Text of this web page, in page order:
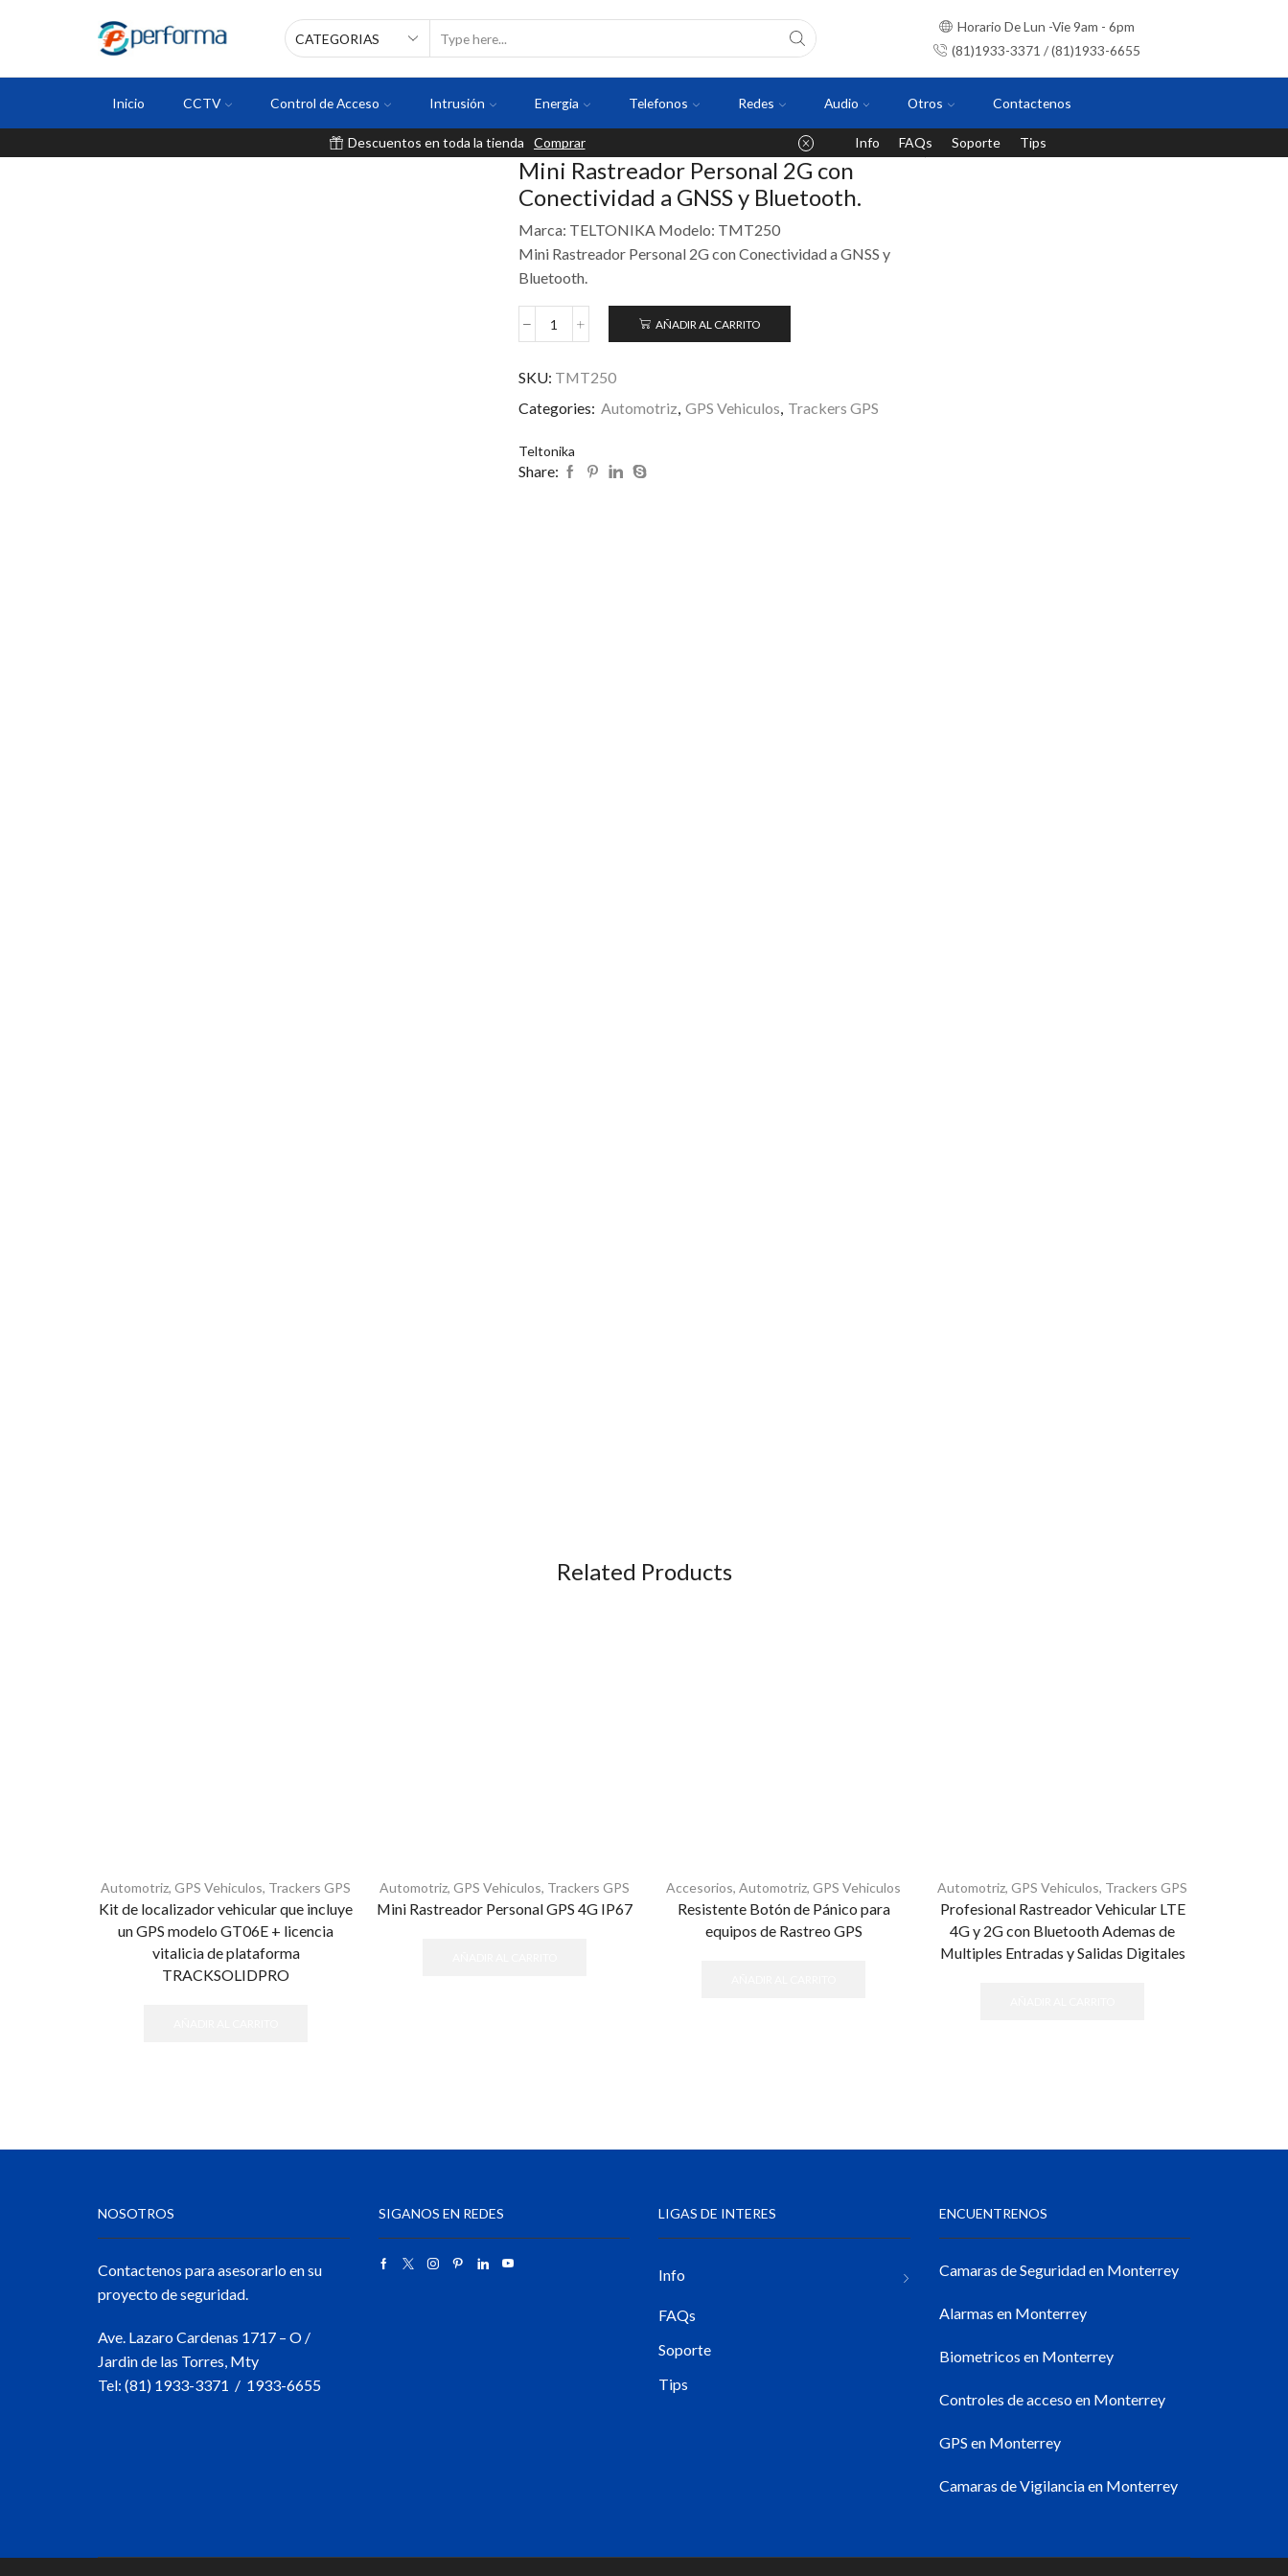
Horario De Lun -Vie 9am - 6pm
(81)1933-3371 / (81)1933-6655
Inicio CCTV Control de Acceso Intrusión Energia Telefonos Redes Audio Otros Contactenos
Descuentos en toda la tienda Comprar Info FAQs Soporte Tips
Mini Rastreador Personal 2G con
Conectividad a GNSS y Bluetooth.
Marca: TELTONIKA Modelo: TMT250
Mini Rastreador Personal 2G con Conectividad a GNSS y
Bluetooth.
AÑADIR AL CARRITO
SKU: TMT250
Categories: Automotriz, GPS Vehiculos, Trackers GPS
Teltonika
Share:
Related Products
Automotriz, GPS Vehiculos, Trackers GPS
Kit de localizador vehicular que incluye
un GPS modelo GT06E + licencia
vitalicia de plataforma
TRACKSOLIDPRO
Automotriz, GPS Vehiculos, Trackers GPS
Mini Rastreador Personal GPS 4G IP67
Accesorios, Automotriz, GPS Vehiculos
Resistente Botón de Pánico para
equipos de Rastreo GPS
Automotriz, GPS Vehiculos, Trackers GPS
Profesional Rastreador Vehicular LTE
4G y 2G con Bluetooth Ademas de
Multiples Entradas y Salidas Digitales
NOSOTROS
Contactenos para asesorarlo en su
proyecto de seguridad.
Ave. Lazaro Cardenas 1717 – O /
Jardin de las Torres, Mty
Tel: (81) 1933-3371 / 1933-6655
SIGANOS EN REDES LIGAS DE INTERES
Info
FAQs
Soporte
Tips
ENCUENTRENOS
Camaras de Seguridad en Monterrey
Alarmas en Monterrey
Biometricos en Monterrey
Controles de acceso en Monterrey
GPS en Monterrey
Camaras de Vigilancia en Monterrey